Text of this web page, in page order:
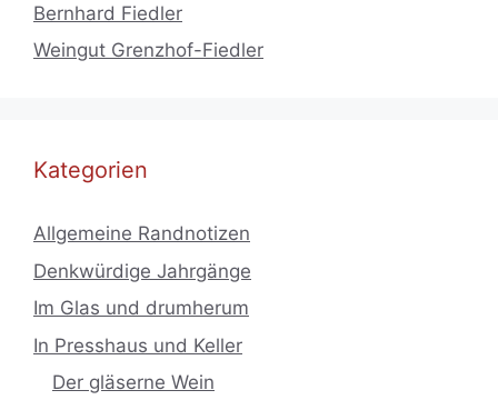
Bernhard Fiedler
Weingut Grenzhof-Fiedler
Kategorien
Allgemeine Randnotizen
Denkwürdige Jahrgänge
Im Glas und drumherum
In Presshaus und Keller
Der gläserne Wein